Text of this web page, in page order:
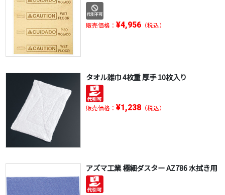
販売価格： ¥4,956（税込）
タオル雑巾 4枚重 厚手 10枚入り
販売価格： ¥1,238（税込）
アズマ工業 極細ダスター AZ786 水拭き用